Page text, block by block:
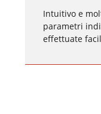
Intuitivo e
parametri
effettuate